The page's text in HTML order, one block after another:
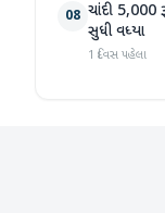
08 ચાંદી 5,000
સુધી વધ્યા
1 દિવસ પહેલા